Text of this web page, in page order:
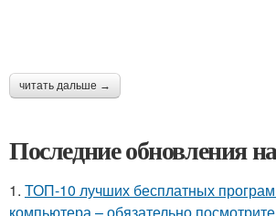
читать дальше →
Последние обновления
1. ТОП-10 лучших бесплатных